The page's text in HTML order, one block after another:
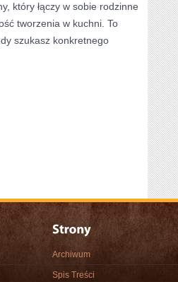
który łączy w sobie rodzinne
tworzenia w kuchni. To
szukasz konkretnego
Archiwum
Spis Treści